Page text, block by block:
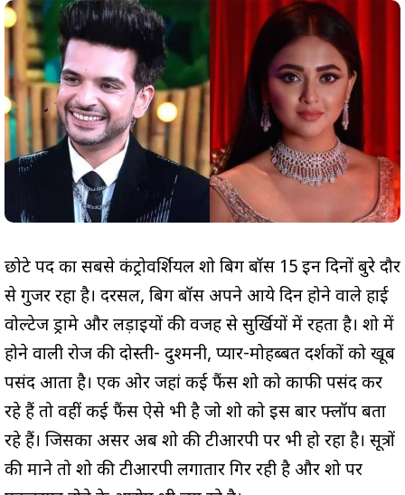
छोटे पर्दे का सबसे कंट्रोवर्शियल शो बिग बॉस 15 इन दिनों बुरे दौर
से गुजर रहा है। दरसल, बिग बॉस अपने आये दिन होने वाले हाई
वोल्टेज ड्रामे और लड़ाइयों की वजह से सुर्खियों में रहता है। शो में
होने वाली रोज की दोस्ती- दुश्मनी, प्यार-मोहब्बत दर्शकों को खूब
पसंद आता है। एक ओर जहां कई फैंस शो को काफी पसंद कर
रहे हैं तो वहीं कई फैंस ऐसे भी है जो शो को इस बार फ्लॉप बता
रहे हैं। जिसका असर अब शो की टीआरपी पर भी हो रहा है। सूत्रों
की माने तो शो की टीआरपी लगातार गिर रही है और शो पर